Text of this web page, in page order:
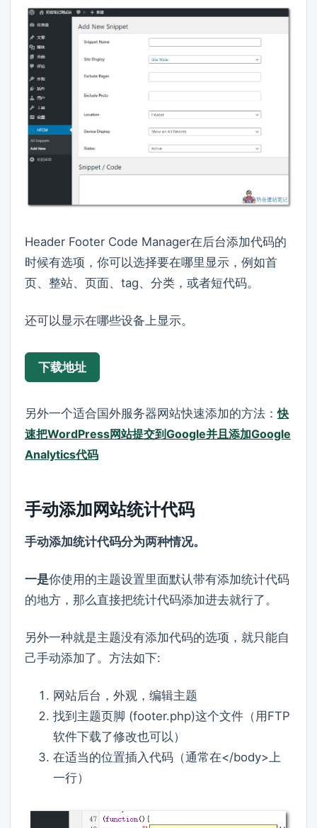
Header Footer Code Manager在后台添加代码的
时候有选项，你可以选择要在哪里显示，例如首
页、整站、页面、tag、分类，或者短代码。
还可以显示在哪些设备上显示。
下载地址
另外一个适合国外服务器网站快速添加的方法：快
速把WordPress网站提交到Google并且添加Google
Analytics代码
手动添加网站统计代码
手动添加统计代码分为两种情况。
一是你使用的主题设置里面默认带有添加统计代码
的地方，那么直接把统计代码添加进去就行了。
另外一种就是主题没有添加代码的选项，就只能自
己手动添加了。方法如下:
网站后台，外观，编辑主题
找到主题页脚 (footer.php)这个文件（用FTP
软件下载了修改也可以）
在适当的位置插入代码（通常在</body>上
一行）